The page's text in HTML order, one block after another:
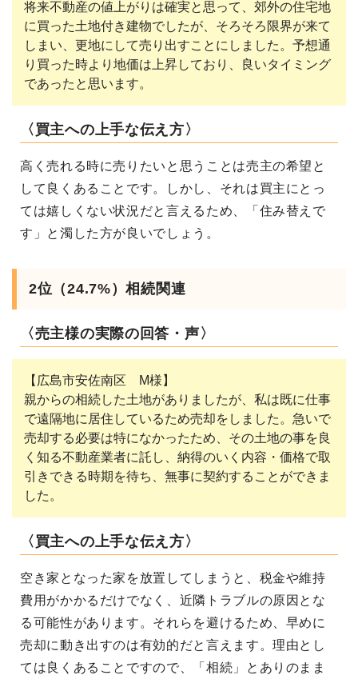
将来不動産の値上がりは確実と思って、郊外の住宅地
に買った土地付き建物でしたが、そろそろ限界が来て
しまい、更地にして売り出すことにしました。予想通
り買った時より地価は上昇しており、良いタイミング
であったと思います。
〈買主への上手な伝え方〉
高く売れる時に売りたいと思うことは売主の希望と
して良くあることです。しかし、それは買主にとっ
ては嬉しくない状況だと言えるため、「住み替えで
す」と濁した方が良いでしょう。
2位（24.7%）相続関連
〈売主様の実際の回答・声〉
【広島市安佐南区 M様】
親からの相続した土地がありましたが、私は既に仕事
で遠隔地に居住しているため売却をしました。急いで
売却する必要は特になかったため、その土地の事を良
く知る不動産業者に託し、納得のいく内容・価格で取
引きできる時期を待ち、無事に契約することができま
した。
〈買主への上手な伝え方〉
空き家となった家を放置してしまうと、税金や維持
費用がかかるだけでなく、近隣トラブルの原因とな
る可能性があります。それらを避けるため、早めに
売却に動き出すのは有効的だと言えます。理由とし
ては良くあることですので、「相続」とありのまま